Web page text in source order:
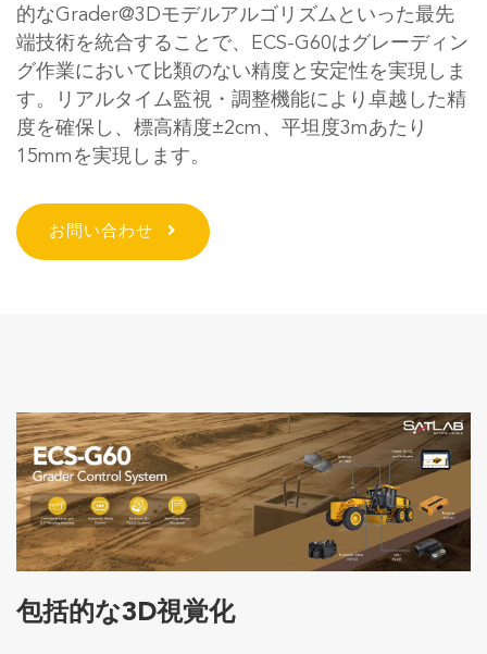
的なGrader@3Dモデルアルゴリズムといった最先
端技術を統合することで、ECS-G60はグレーディン
グ作業において比類のない精度と安定性を実現しま
す。リアルタイム監視・調整機能により卓越した精
度を確保し、標高精度±2cm、平坦度3mあたり
15mmを実現します。
お問い合わせ
包括的な3D視覚化